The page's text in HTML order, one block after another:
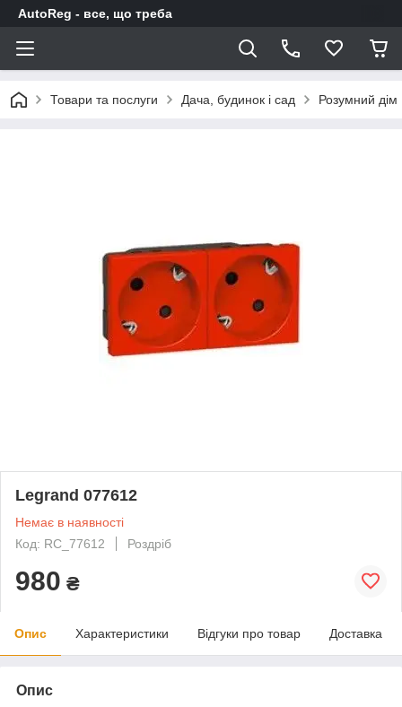
AutoReg - все, що треба
Товари та послуги Дача, будинок і сад Розумний дім
Legrand 077612
Немає в наявності
Код: RC_77612
Роздріб
980 ₴
Опис Характеристики Відгуки про товар Доставка
Опис